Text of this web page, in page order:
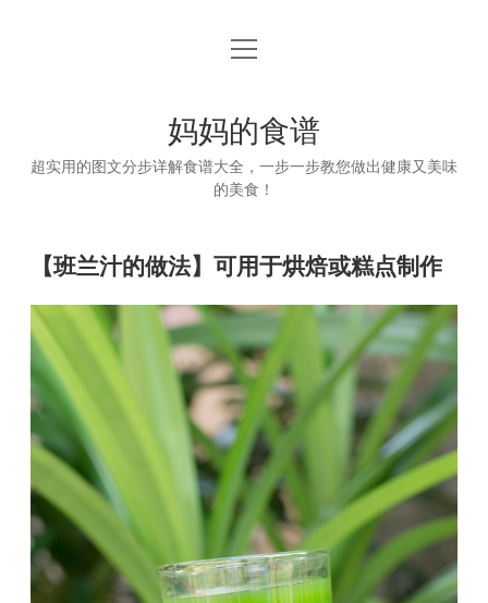
首页
open
妈妈的食谱
超实用的图文分步详解食谱大全，一步一步教您做出健康又美味
的美食！
【班兰汁的做法】可用于烘焙或糕点制作